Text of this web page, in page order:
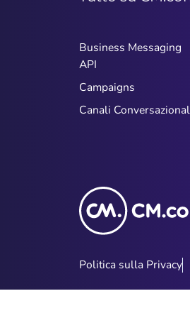
Business Messaging
API
Campaigns
Canali
Politica sulla Privacy